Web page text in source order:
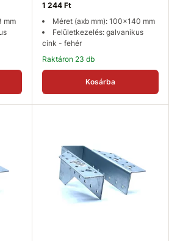
mm
1 244 Ft
Méret (axb mm): 100x140 mm
Felületkezelés: galvanikus
cink - fehér
Raktáron 23 db
Kosárba